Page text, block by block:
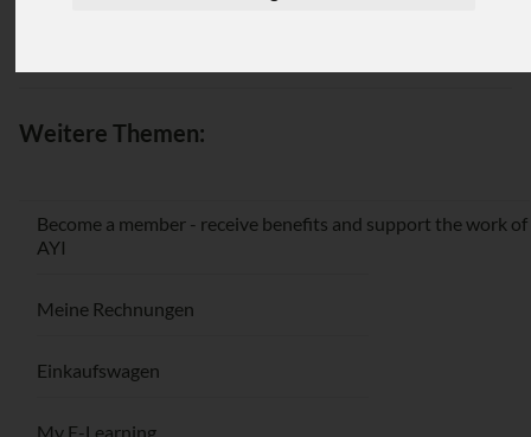
Weitere Themen:
Become a member - receive benefits and support the work of
AYI
Meine Rechnungen
Einkaufswagen
My E-Learning